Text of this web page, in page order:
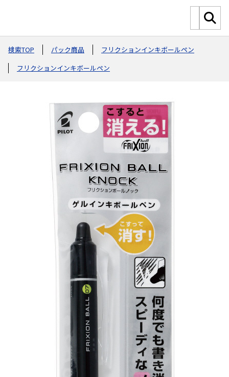
検索TOP パック商品
フリクションインキボールペン
フリクションインキボールペン